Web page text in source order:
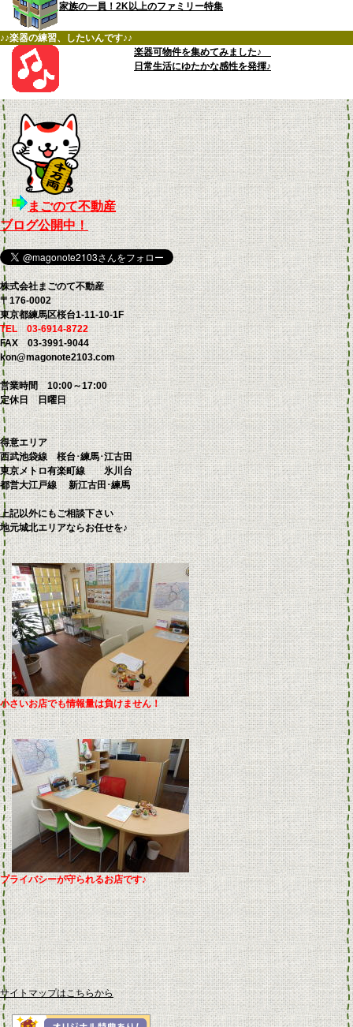
家族の一員！2K以上のファミリー特集
♪♪楽器の練習、したいんです♪♪
楽器可物件を集めてみました♪
日常生活にゆたかな感性を発揮♪
まごのて不動産
ブログ公開中！
株式会社まごのて不動産
〒176-0002
東京都練馬区桜台1-11-10-1F
TEL 03-6914-8722
FAX 03-3991-9044
kon@magonote2103.com
営業時間 10:00～17:00
定休日 日曜日
得意エリア
西武池袋線 桜台･練馬･江古田
東京メトロ有楽町線 氷川台
都営大江戸線 新江古田･練馬
上記以外にもご相談下さい
地元城北エリアならお任せを♪
小さいお店でも情報量は負けません！
プライバシーが守られるお店です♪
サイトマップはこちらから